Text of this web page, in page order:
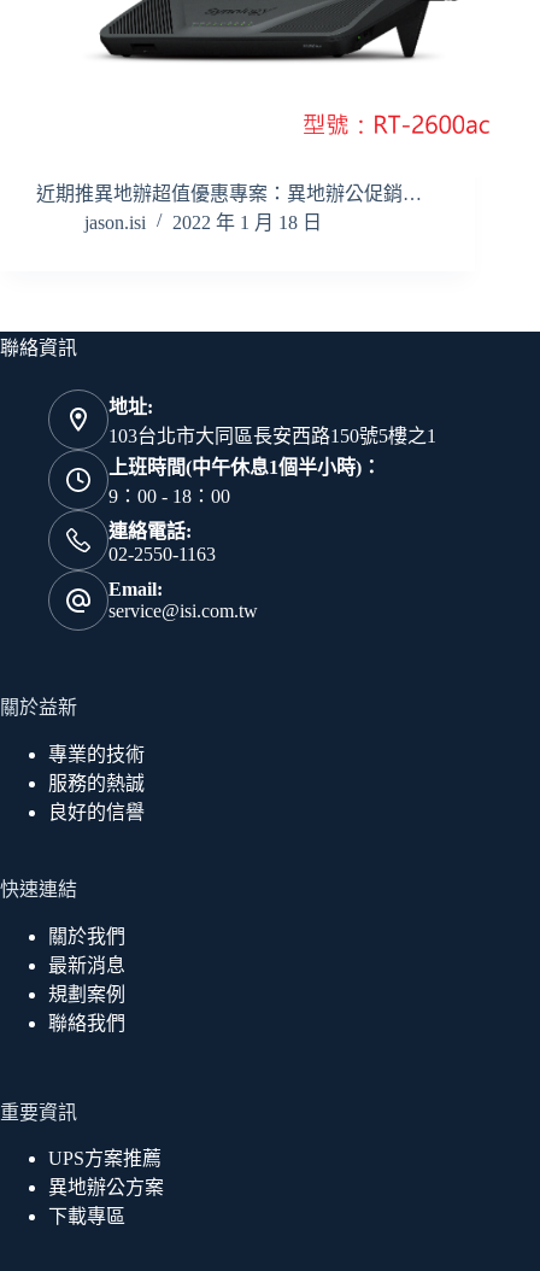
近期推異地辦超值優惠專案：異地辦公促銷…
jason.isi
2022 年 1 月 18 日
聯絡資訊
地址:
103台北市大同區長安西路150號5樓之1
上班時間(中午休息1個半小時)：
9：00 - 18：00
連絡電話:
02-2550-1163
Email:
service@isi.com.tw
關於益新
專業的技術
服務的熱誠
良好的信譽
快速連結
關於我們
最新消息
規劃案例
聯絡我們
重要資訊
UPS方案推薦
異地辦公方案
下載專區